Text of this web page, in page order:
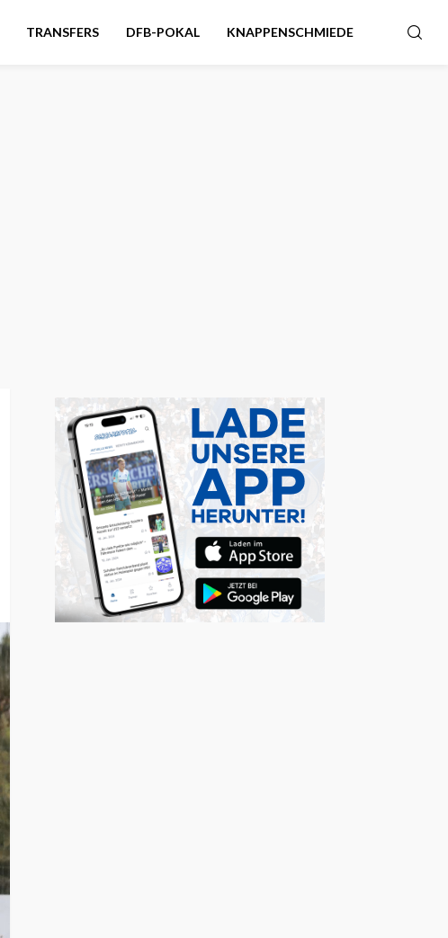
TRANSFERS DFB-POKAL KNAPPENSCHMIEDE